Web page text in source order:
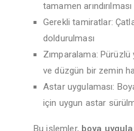
tamamen arındırılması
Gerekli tamiratlar:
doldurulması
Zımparalama:
ve düzgün bir zemin
Astar uygulaması:
için uygun astar
Bu işlemler, boya